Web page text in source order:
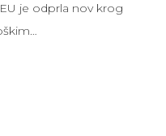
je odprla nov krog